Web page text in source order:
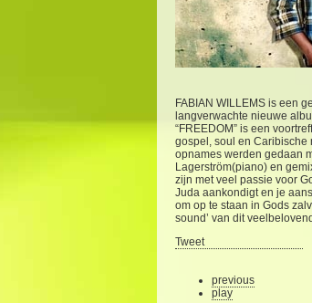
FABIAN WILLEMS is een
langverwachte nieuwe
“FREEDOM” is een
gospel, soul en Caribische
opnames werden gedaan
Lagerström(piano) en
zijn met veel passie voor
Juda aankondigt en je
om op te staan in Gods
sound’ van dit
Tweet
previous
play